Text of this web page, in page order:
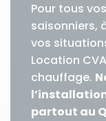
Pour tous
saisonniers,
vos
Location
chauffage.
partout au